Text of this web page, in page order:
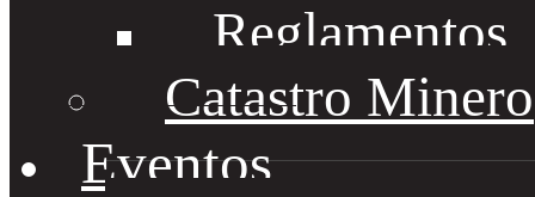
Reglamentos
Catastro Minero
Eventos